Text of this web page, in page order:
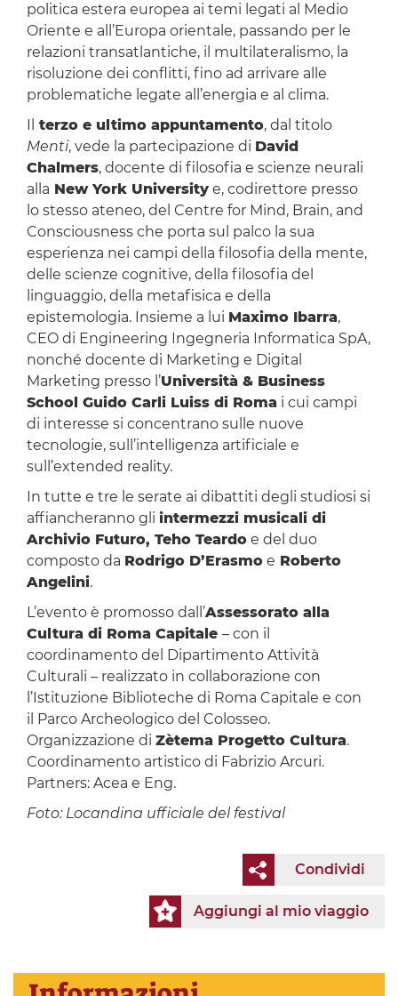
politica estera europea ai temi legati al Medio
Oriente e all’Europa orientale, passando per le
relazioni transatlantiche, il multilateralismo, la
risoluzione dei conflitti, fino ad arrivare alle
problematiche legate all’energia e al clima.
terzo e ultimo appuntamento, dal titolo
Menti, vede la partecipazione di David
Chalmers, docente di filosofia e scienze neurali
alla New York Universitye, codirettore presso
lo stesso ateneo, del Centre for Mind, Brain, and
Consciousness che porta sul palco la sua
esperienza nei campi della filosofia della mente,
delle scienze cognitive, della filosofia del
linguaggio, della metafisica e della
epistemologia. Insieme a lui Maximo Ibarra,
CEO di Engineering Ingegneria Informatica SpA,
nonché docente di Marketing e Digital
Marketing presso l’Università & Business
School Guido Carli Luiss di Roma i cui campi
di interesse si concentrano sulle nuove
tecnologie, sull’intelligenza artificiale e
sull’extended reality.
In tutte e tre le serate ai dibattiti degli studiosi si
affiancheranno gli intermezzi musicali di
Archivio Futuro, Teho Teardoe del duo
composto da Rodrigo D’Erasmoe Roberto
Angelini.
L’evento è promosso dall’Assessorato alla
Cultura di Roma Capitale – con il
coordinamento del Dipartimento Attività
Culturali – realizzato in collaborazione con
l’Istituzione Biblioteche di Roma Capitale e con
il Parco Archeologico del Colosseo.
Organizzazione di Zètema Progetto Cultura.
Coordinamento artistico di Fabrizio Arcuri.
Partners: Acea e Eng.
Foto: Locandina ufficiale del festival
Condividi
Aggiungi al mio viaggio